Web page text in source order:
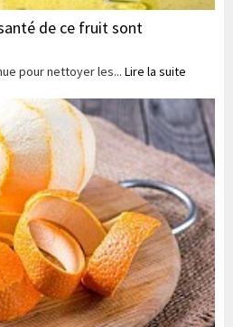
de ce fruit sont
pour nettoyer les... Lire la suite